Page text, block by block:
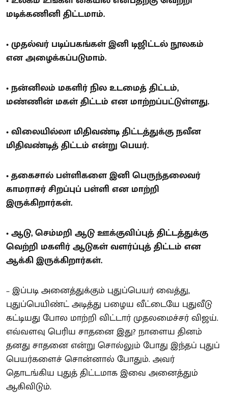
மடிக்கணினி திட்டமாம்.
• முதல்வர் படிப்பகங்கள் இனி டிஜிட்டல் நூலகம்
என அழைக்கப்படுமாம்.
• நன்னிலம் மகளிர் நில உடமைத் திட்டம்,
மண்ணின் மகள் திட்டம் என மாற்றப்பட்டுள்ளது.
• விலையில்லா மிதிவண்டி திட்டத்துக்கு நவீன
மிதிவண்டித் திட்டம் என்று பெயர்.
• தகைசால் பள்ளிகளை இனி பெருந்தலைவர்
காமராசர் சிறப்புப் பள்ளி என மாற்றி
இருக்கிறார்கள்.
• ஆடு, செம்மறி ஆடு ஊக்குவிப்புத் திட்டத்துக்கு
வெற்றி மகளிர் ஆடுகள் வளர்ப்புத் திட்டம் என
ஆக்கி இருக்கிறார்கள்.
– இப்படி அனைத்துக்கும் புதுப்பெயர் வைத்து,
புதுப்பெயிண்ட் அடித்து பழைய வீட்டையே புதுவீடு
கட்டியது போல மாற்றி விட்டார் முதலமைச்சர் விஜய்.
எவ்வளவு பெரிய சாதனை இது? நாளைய தினம்
தனது சாதனை என்று சொல்லும் போது இந்தப் புதுப்
பெயர்களைச் சொன்னால் போதும். அவர்
தொடங்கிய புதுத் திட்டமாக இவை அனைத்தும்
ஆகிவிடும்.